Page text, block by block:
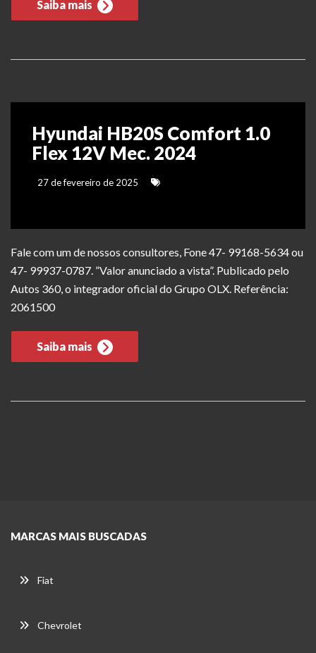
Saiba mais
Hyundai HB20S Comfort 1.0
Flex 12V Mec. 2024
27 de fevereiro de 2025
Fale com um de nossos consultores, Fone 47- 99168-5634 ou
47- 99937-0787. ”Valor anunciado a vista”. Publicado pelo
Autos 360, o integrador oficial do Grupo OLX. Referência:
2061500
Saiba mais
MARCAS MAIS BUSCADAS
Fiat
Chevrolet